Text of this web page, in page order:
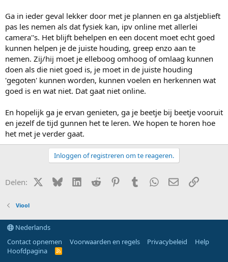
Ga in ieder geval lekker door met je plannen en ga alstjeblieft
pas les nemen als dat fysiek kan, ipv online met allerlei
camera''s. Het blijft behelpen en een docent moet echt goed
kunnen helpen je de juiste houding, greep enzo aan te
nemen. Zij/hij moet je elleboog omhoog of omlaag kunnen
doen als die niet goed is, je moet in de juiste houding
'gegoten' kunnen worden, kunnen voelen en herkennen wat
goed is en wat niet. Dat gaat niet online.
En hopelijk ga je ervan genieten, ga je beetje bij beetje vooruit
en jezelf de tijd gunnen het te leren. We hopen te horen hoe
het met je verder gaat.
Inloggen of registreren om te reageren.
Delen: X (Twitter)
BlueskyLinkedIn
Reddit PinterestTumblr WhatsApp
E-mailLink
Viool
Nederlands
Contact opnemen
Voorwaarden en regels Privacybeleid
Help
Hoofdpagina
R